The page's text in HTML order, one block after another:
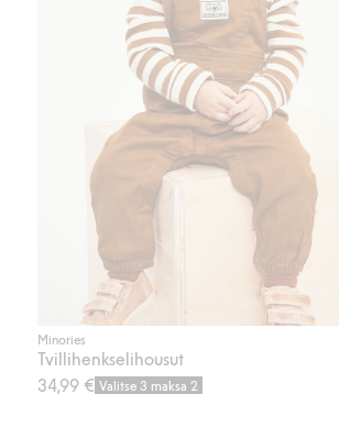
Minories
Tvillihenkselihousut
34,99 € Valitse 3 maksa 2